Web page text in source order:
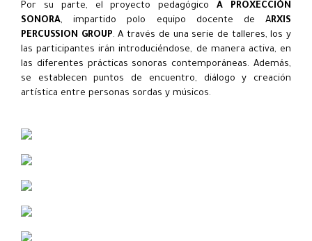
Por su parte, el proyecto pedagógicoA PROXECCIÓN
SONORA, impartido polo equipo docente de ARXIS
PERCUSSION GROUP. A través de una serie de talleres, los y
las participantes irán introduciéndose, de manera activa, en
las diferentes prácticas sonoras contemporáneas. Además,
se establecen puntos de encuentro, diálogo y creación
artística entre personas sordas y músicos.